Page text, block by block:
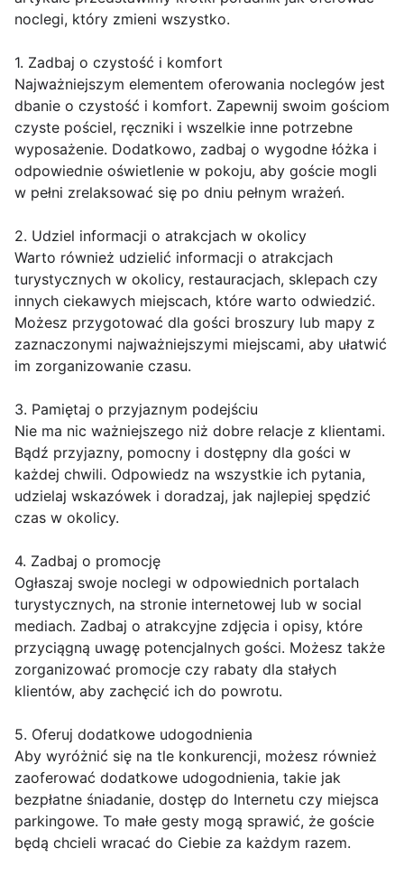
noclegi, który zmieni wszystko.
1. Zadbaj o czystość i komfort
Najważniejszym elementem oferowania noclegów jest
dbanie o czystość i komfort. Zapewnij swoim gościom
czyste pościel, ręczniki i wszelkie inne potrzebne
wyposażenie. Dodatkowo, zadbaj o wygodne łóżka i
odpowiednie oświetlenie w pokoju, aby goście mogli
w pełni zrelaksować się po dniu pełnym wrażeń.
2. Udziel informacji o atrakcjach w okolicy
Warto również udzielić informacji o atrakcjach
turystycznych w okolicy, restauracjach, sklepach czy
innych ciekawych miejscach, które warto odwiedzić.
Możesz przygotować dla gości broszury lub mapy z
zaznaczonymi najważniejszymi miejscami, aby ułatwić
im zorganizowanie czasu.
3. Pamiętaj o przyjaznym podejściu
Nie ma nic ważniejszego niż dobre relacje z klientami.
Bądź przyjazny, pomocny i dostępny dla gości w
każdej chwili. Odpowiedz na wszystkie ich pytania,
udzielaj wskazówek i doradzaj, jak najlepiej spędzić
czas w okolicy.
4. Zadbaj o promocję
Ogłaszaj swoje noclegi w odpowiednich portalach
turystycznych, na stronie internetowej lub w social
mediach. Zadbaj o atrakcyjne zdjęcia i opisy, które
przyciągną uwagę potencjalnych gości. Możesz także
zorganizować promocje czy rabaty dla stałych
klientów, aby zachęcić ich do powrotu.
5. Oferuj dodatkowe udogodnienia
Aby wyróżnić się na tle konkurencji, możesz również
zaoferować dodatkowe udogodnienia, takie jak
bezpłatne śniadanie, dostęp do Internetu czy miejsca
parkingowe. To małe gesty mogą sprawić, że goście
będą chcieli wracać do Ciebie za każdym razem.